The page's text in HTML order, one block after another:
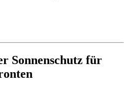
Sonnenschutz für